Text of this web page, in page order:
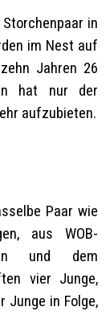
in
im Nest auf
Jahren 26
hat nur der
aufzubieten.
Paar wie
aus WOB-
und dem
vier Junge,
Junge in Folge,